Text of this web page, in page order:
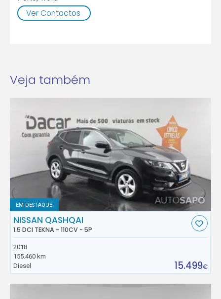
Ver Contactos
Veja também
EM DESTAQUE
NISSAN QASHQAI
1.5 DCI TEKNA - 110CV - 5P
2018
155.460 km
Diesel
15.499€